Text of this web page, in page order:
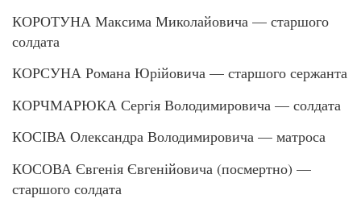
КОРОТУНА Максима Миколайовича — старшого
солдата
КОРСУНА Романа Юрійовича — старшого сержанта
КОРЧМАРЮКА Сергія Володимировича — солдата
КОСІВА Олександра Володимировича — матроса
КОСОВА Євгенія Євгенійовича (посмертно) —
старшого солдата